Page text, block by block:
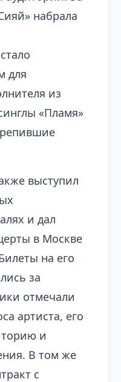
набрала
для
из
«Пламя»
выступил
и дал
в Москве
на его
за
отмечали
артиста, его
и
В том же
с